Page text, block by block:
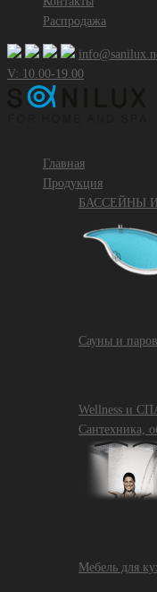
Распродажа
V: 10.00-19.00
Главная
Продукция
БАССЕЙНЫ
Сауны и
Wellness и
Сантехника,
Mебель для